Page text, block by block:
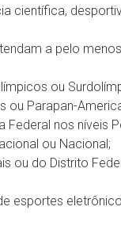
científica,
a pelo
ou
ou Parapan-
Federal nos níveis
ou Nacional;
ou do Distrito
esportes